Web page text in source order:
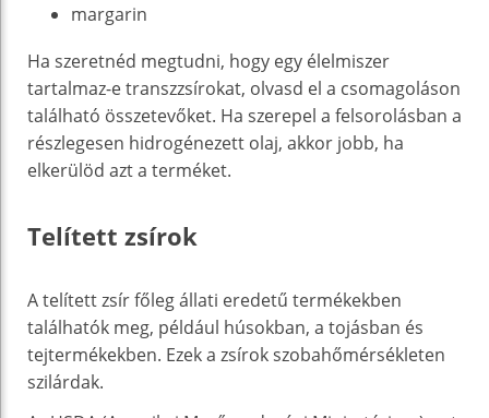
margarin
Ha szeretnéd megtudni, hogy egy élelmiszer
tartalmaz-e transzzsírokat, olvasd el a csomagoláson
található összetevőket. Ha szerepel a felsorolásban a
részlegesen hidrogénezett olaj, akkor jobb, ha
elkerülöd azt a terméket.
Telített zsírok
A telített zsír főleg állati eredetű termékekben
találhatók meg, például húsokban, a tojásban és
tejtermékekben. Ezek a zsírok szobahőmérsékleten
szilárdak.